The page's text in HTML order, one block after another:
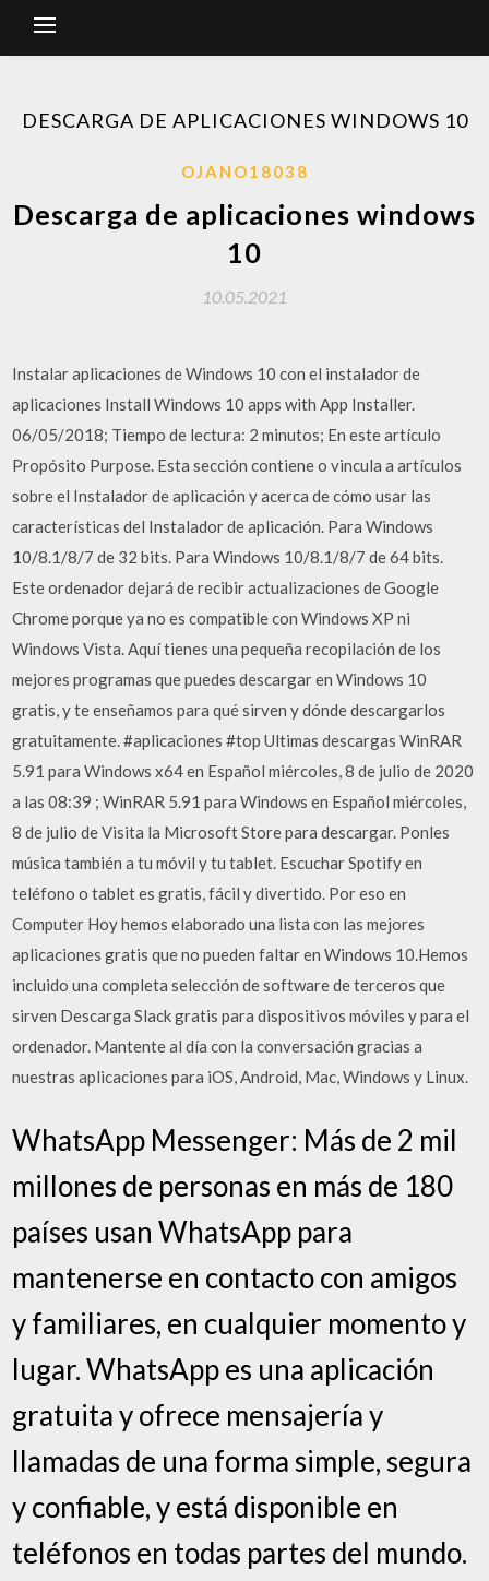
DESCARGA DE APLICACIONES WINDOWS 10
OJANO18038
Descarga de aplicaciones windows
10
10.05.2021
Instalar aplicaciones de Windows 10 con el instalador de
aplicaciones Install Windows 10 apps with App Installer.
06/05/2018; Tiempo de lectura: 2 minutos; En este artículo
Propósito Purpose. Esta sección contiene o vincula a artículos
sobre el Instalador de aplicación y acerca de cómo usar las
características del Instalador de aplicación. Para Windows
10/8.1/8/7 de 32 bits. Para Windows 10/8.1/8/7 de 64 bits.
Este ordenador dejará de recibir actualizaciones de Google
Chrome porque ya no es compatible con Windows XP ni
Windows Vista. Aquí tienes una pequeña recopilación de los
mejores programas que puedes descargar en Windows 10
gratis, y te enseñamos para qué sirven y dónde descargarlos
gratuitamente. #aplicaciones #top Ultimas descargas WinRAR
5.91 para Windows x64 en Español miércoles, 8 de julio de 2020
a las 08:39 ; WinRAR 5.91 para Windows en Español miércoles,
8 de julio de Visita la Microsoft Store para descargar. Ponles
música también a tu móvil y tu tablet. Escuchar Spotify en
teléfono o tablet es gratis, fácil y divertido. Por eso en
Computer Hoy hemos elaborado una lista con las mejores
aplicaciones gratis que no pueden faltar en Windows 10.Hemos
incluido una completa selección de software de terceros que
sirven Descarga Slack gratis para dispositivos móviles y para el
ordenador. Mantente al día con la conversación gracias a
nuestras aplicaciones para iOS, Android, Mac, Windows y Linux.
WhatsApp Messenger: Más de 2 mil
millones de personas en más de 180
países usan WhatsApp para
mantenerse en contacto con amigos
y familiares, en cualquier momento y
lugar. WhatsApp es una aplicación
gratuita y ofrece mensajería y
llamadas de una forma simple, segura
y confiable, y está disponible en
teléfonos en todas partes del mundo.